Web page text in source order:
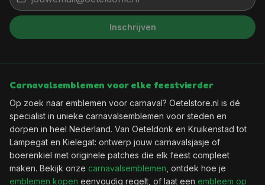
Inschrijven
Carnavalsemblemen voor elke feestvierder
Op zoek naar emblemen voor carnaval? Oetelstore.nl is dé
specialist in unieke carnavalsemblemen voor steden en
dorpen in heel Nederland. Van Oeteldonk en Kruikenstad tot
Lampegat en Kielegat: ontwerp jouw carnavalsjasje of
boerenkiel met originele patches die elk feest compleet
maken. Bekijk onze carnavalsemblemen , ontdek hoe je
emblemen kopen eenvoudig regelt, of laat een embleem op
bent binnen!
Wil je elke week een leuke kortingscode in je
🎟️Wekelijks een verse kortingscode
✨ Als eerste de nieuwste emblemen
📬Geen spam, uitschrijven kan altijd